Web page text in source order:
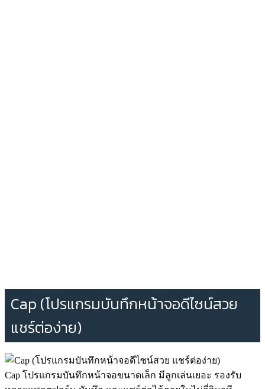
Cap (โปรแกรมบันทึกหน้าจอดีไซน์สวย
แชร์ต่อง่าย)
Cap โปรแกรมบันทึกหน้าจอขนาดเล็ก มีลูกเล่นเยอะ รองรับ